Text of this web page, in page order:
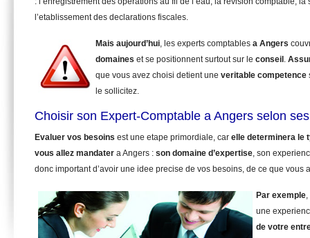
l’etablissement des declarations fiscales.
Mais aujourd’hui, les experts comptables a Angers
domaines et se positionnent surtout sur le conseil .
que vous avez choisi detient une veritable competence
le sollicitez.
Choisir son Expert-Comptable a Angers selon
Evaluer vos besoins est une etape primordiale, car elle determinera le
vous allez mandater a Angers : son domaine d’expertise, son
donc important d’avoir une idee precise de vos besoins, de ce que vous
Par exemple
une
de votre